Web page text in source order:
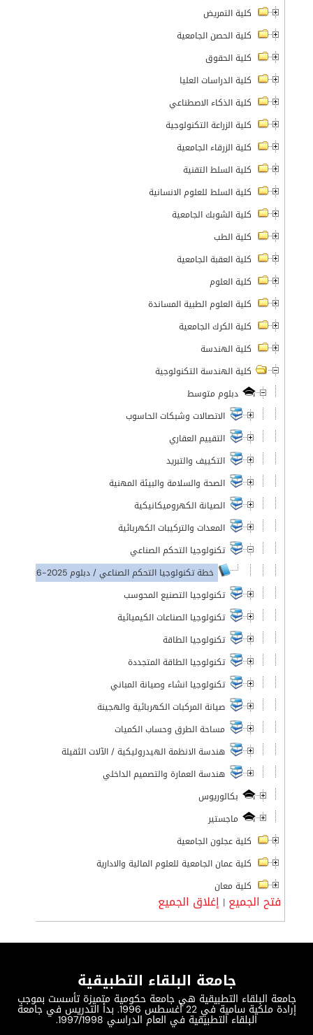
كلية التمريض
كلية الحصن الجامعية
كلية الحقوق
كلية الدراسات العليا
كلية الذكاء الاصطناعي
كلية الزراعة التكنولوجية
كلية الزرقاء الجامعية
كلية السلط التقنية
كلية السلط للعلوم الانسانية
كلية الشوبك الجامعية
كلية الطب
كلية العقبة الجامعية
كلية العلوم
كلية العلوم الطبية المساندة
كلية الكرك الجامعية
كلية الهندسة
كلية الهندسة التكنولوجية
دبلوم متوسط
الاتصالات وشبكات الحاسوب
التقييم العقاري
التكييف والتبريد
الصحة والسلامة والبيئة المهنية
الصيانة الكهروميكانيكية
المعدات والتركيبات الكهربائية
تكنولوجيا التحكم الصناعي
خطة تكنولوجيا التحكم الصناعي / دبلوم 2025-2026
تكنولوجيا التصنيع المحوسب
تكنولوجيا الصناعات الكيميائية
تكنولوجيا الطاقة
تكنولوجيا الطاقة المتجددة
تكنولوجيا انشاء وصيانة المباني
صيانة المركبات الكهربائية والهجينة
مساحة الطرق وحساب الكميات
هندسة الانظمة الهيدروليكية / الآلات الثقيلة
هندسة العمارة والتصميم الداخلي
بكالوريوس
ماجستير
كلية عجلون الجامعية
كلية عمان الجامعية للعلوم المالية والادارية
كلية معان
فتح الجميع | إغلاق الجميع
جامعة البلقاء التطبيقية
جامعة البلقاء التطبيقية هي جامعة حكومية متميزة تأسست بموجب
إرادة ملكية سامية في 22 أغسطس 1996. بدأ التدريس في جامعة
البلقاء التطبيقية في العام الدراسي 1997/1998.